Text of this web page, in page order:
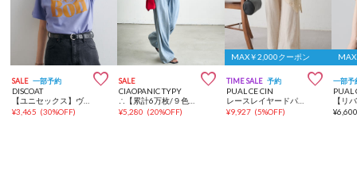
SALE 一部予約 
DISCOAT
【ユニセックス】ヴィンテージライクグラフィックTシャツ《WEB限定》
¥3,465 (30%OFF)
SALE 
CIAOPANIC TYPY
¥5,280 (20%OFF)
MAX￥2,000クーポン
TIME SALE 予約 
PUAL CE CIN
レースレイヤードパンツ
¥9,927 (5%OFF)
一部予
PUAL
¥